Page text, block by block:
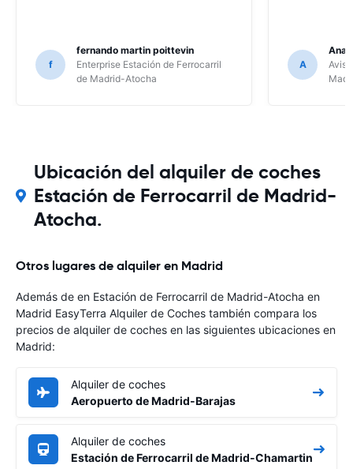
f
fernando martin poittevin
Enterprise Estación de Ferrocarril
de Madrid-Atocha
A
Ana
Avis
Ubicación del alquiler de coches
Estación de Ferrocarril de Madrid-
Atocha.
Otros lugares de alquiler en Madrid
Además de en Estación de Ferrocarril de Madrid-Atocha en
Madrid EasyTerra Alquiler de Coches también compara los
precios de alquiler de coches en las siguientes ubicaciones en
Madrid:
Alquiler de coches
Aeropuerto de Madrid-Barajas
Alquiler de coches
Estación de Ferrocarril de Madrid-Chamartin